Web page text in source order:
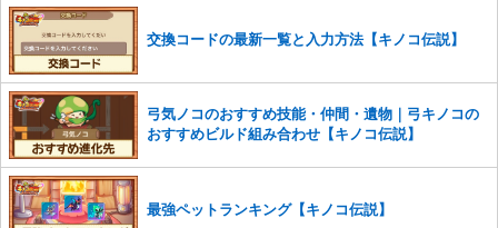
コメントの削除を申請する
※投稿内容を確認後、順次対応さ
せていただきます。ご了承ください。
※一度削除したコメントは復元ができませんのでご注意くだ
さい。
また、過度な利用規約の違反や、弊社に損害の及ぶ内容の書き込みがあ
った場合は、法的措置をとらせていただく場合もございますので、あら
かじめご理解くださいませ。
交換コードの最新一覧と入力方法【キノコ伝説】
弓気ノコのおすすめ技能・仲間・遺物｜弓キノコの
おすすめビルド組み合わせ【キノコ伝説】
最強ペットランキング【キノコ伝説】